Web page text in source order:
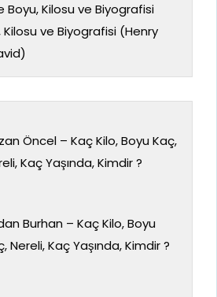
Boyu, Kilosu ve Biyografisi
Kilosu ve Biyografisi (Henry
Öncel – Kaç Kilo, Boyu Kaç,
Kaç Yaşında, Kimdir ?
Burhan – Kaç Kilo, Boyu
Nereli, Kaç Yaşında, Kimdir ?